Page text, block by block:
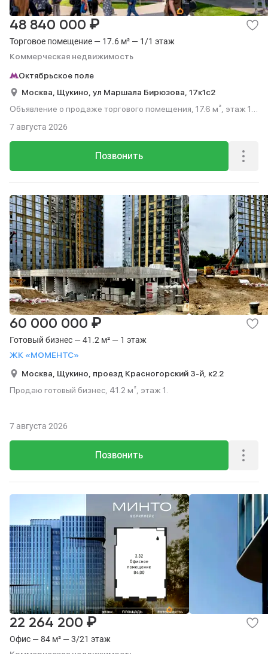
Торговое помещение — 17.6 м² — 1/1 этаж
Коммерческая недвижимость
48 840 000 ₽
Октябрьское поле
Москва, Щукино, ул Маршала Бирюзова, 17к1с2
Объявление о продаже торгового помещения, 17.6 м², этаж 1
Позвонить
7 августа 2026
Готовый бизнес — 41.2 м² — 1 этаж
ЖК «МОМЕНТС»
60 000 000 ₽
Москва, Щукино, проезд Красногорский 3-й, к2.2
Продаю готовый бизнес, 41.2 м², этаж 1.
Позвонить
7 августа 2026
Офис — 84 м² — 3/21 этаж
22 264 200 ₽